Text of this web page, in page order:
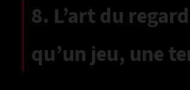
8. L’art du
qu’un jeu, une